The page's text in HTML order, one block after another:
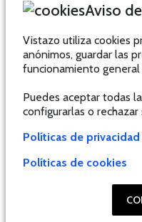
Aviso
Vistazo utiliza cookies
anónimos, guardar las
funcionamiento general
Puedes aceptar todas
configurarlas o
Políticas de privacidad
Políticas de cookies